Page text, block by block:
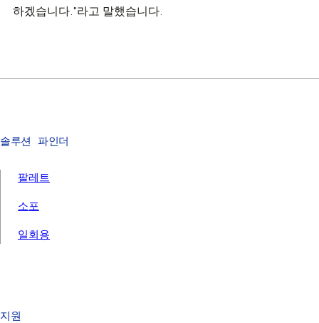
하겠습니다."라고 말했습니다.
솔루션 파인더
팔레트
소포
일회용
지원